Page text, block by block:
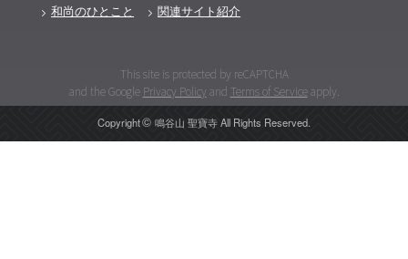
和尚のひとこと
関連サイト紹介
This site is protected by reCAPTCHA
and the Google Privacy Policy and Terms of Serviceapply.
Copyright©️ 鳴谷山 聖寶寺 All Rights Reserved.